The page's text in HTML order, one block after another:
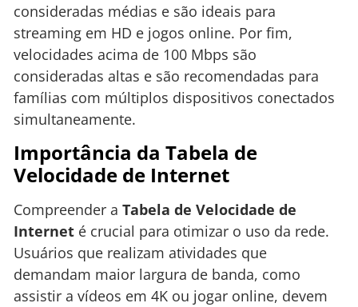
consideradas médias e são ideais para
streaming em HD e jogos online. Por fim,
velocidades acima de 100 Mbps são
consideradas altas e são recomendadas para
famílias com múltiplos dispositivos conectados
simultaneamente.
Importância da Tabela de
Velocidade de Internet
Compreender a Tabela de Velocidade de
Internet é crucial para otimizar o uso da rede.
Usuários que realizam atividades que
demandam maior largura de banda, como
assistir a vídeos em 4K ou jogar online, devem